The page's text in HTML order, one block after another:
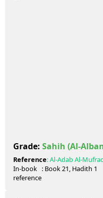
Grade: Sahih (Al-
Reference:Al-Adab Al-
In-book
reference
: Book21, Hadith 1